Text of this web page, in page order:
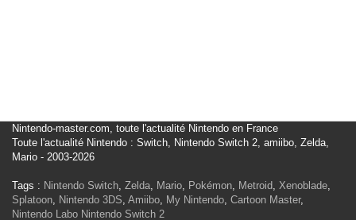
Nintendo-master.com, toute l'actualité Nintendo en France
Toute l'actualité Nintendo : Switch, Nintendo Switch 2, amiibo, Zelda,
Mario - 2003-2026
Tags : Nintendo Switch, Zelda, Mario, Pokémon, Metroid, Xenoblade,
Splatoon, Nintendo 3DS, Amiibo, My Nintendo, Cartoon Master,
Nintendo Labo Nintendo Switch 2